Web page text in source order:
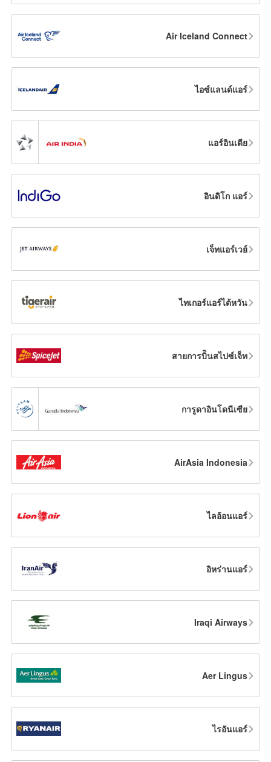
Air Iceland Connect
ไอซ์แลนด์แอร์
แอร์อินเดีย
อินดิโก แอร์
เจ็ทแอร์เวย์
ไทเกอร์แอร์ไต้หวัน
สายการบิินสไปซ์เจ็ท
การูดาอินโดนีเซีย
AirAsia Indonesia
ไลอ้อนแอร์
อิหร่านแอร์
Iraqi Airways
Aer Lingus
ไรอันแอร์